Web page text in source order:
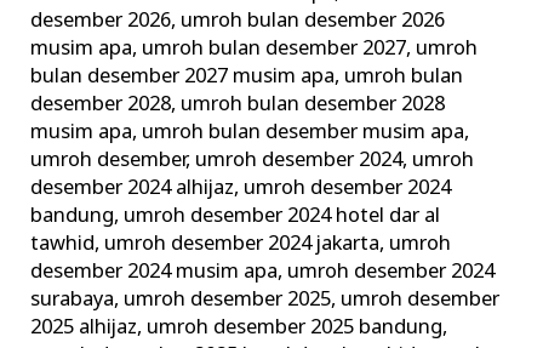
desember 2026, umroh bulan desember 2026
musim apa, umroh bulan desember 2027, umroh
bulan desember 2027 musim apa, umroh bulan
desember 2028, umroh bulan desember 2028
musim apa, umroh bulan desember musim apa,
umroh desember, umroh desember 2024, umroh
desember 2024 alhijaz, umroh desember 2024
bandung, umroh desember 2024 hotel dar al
tawhid, umroh desember 2024 jakarta, umroh
desember 2024 musim apa, umroh desember 2024
surabaya, umroh desember 2025, umroh desember
2025 alhijaz, umroh desember 2025 bandung,